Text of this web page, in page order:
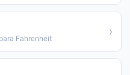
Fahrenheit
›